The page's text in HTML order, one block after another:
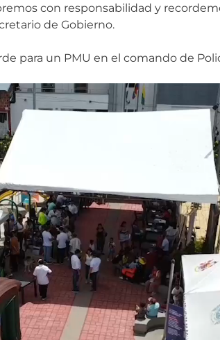
con responsabilidad y
de Gobierno.
para un PMU en el comando de